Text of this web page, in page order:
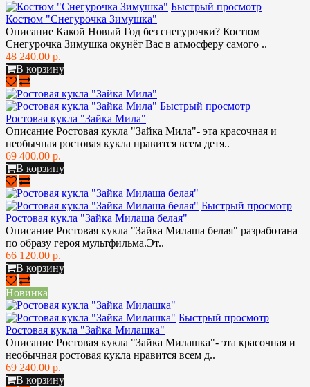
Быстрый просмотр
Костюм "Снегурочка Зимушка"
Описание Какой Новый Год без снегурочки? Костюм
Снегурочка Зимушка окунёт Вас в атмосферу самого ..
48 240.00 р.
В корзину
Быстрый просмотр
Ростовая кукла "Зайка Мила"
Описание Ростовая кукла "Зайка Мила"- эта красочная и
необычная ростовая кукла нравится всем детя..
69 400.00 р.
В корзину
Быстрый просмотр
Ростовая кукла "Зайка Милаша белая"
Описание Ростовая кукла "Зайка Милаша белая" разработана
по образу героя мультфильма.Эт..
66 120.00 р.
В корзину
Новинка
Быстрый просмотр
Ростовая кукла "Зайка Милашка"
Описание Ростовая кукла "Зайка Милашка"- эта красочная и
необычная ростовая кукла нравится всем д..
69 240.00 р.
В корзину